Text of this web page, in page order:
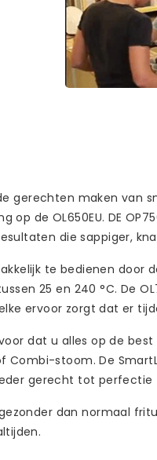
gerechten maken van
op de OL650EU. DE
die sappiger,
te bedienen door
25 en 240 °C. De
ervoor zorgt dat er
dat u alles op de
Combi-stoom. De
gerecht tot perfectie
dan normaal